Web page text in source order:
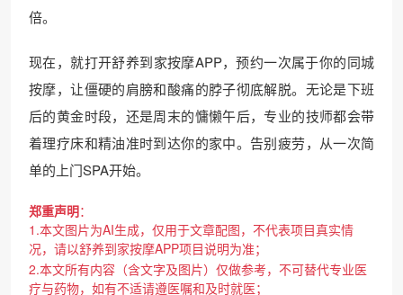
倍。
现在，就打开舒养到家按摩APP，预约一次属于你的同城
按摩，让僵硬的肩膀和酸痛的脖子彻底解脱。无论是下班
后的黄金时段，还是周末的慵懒午后，专业的技师都会带
着理疗床和精油准时到达你的家中。告别疲劳，从一次简
单的上门SPA开始。
郑重声明：
1.本文图片为AI生成，仅用于文章配图，不代表项目真实情
况，请以舒养到家按摩APP项目说明为准；
2.本文所有内容（含文字及图片）仅做参考，不可替代专业医
疗与药物，如有不适请遵医嘱和及时就医；